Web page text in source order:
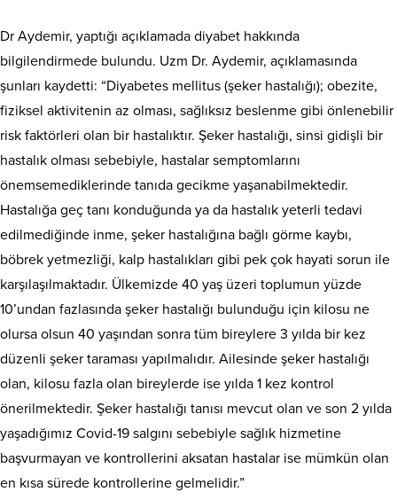
Dr Aydemir, yaptığı açıklamada diyabet hakkında
bilgilendirmede bulundu. Uzm Dr. Aydemir, açıklamasında
şunları kaydetti: “Diyabetes mellitus (şeker hastalığı); obezite,
fiziksel aktivitenin az olması, sağlıksız beslenme gibi önlenebilir
risk faktörleri olan bir hastalıktır. Şeker hastalığı, sinsi gidişli bir
hastalık olması sebebiyle, hastalar semptomlarını
önemsemediklerinde tanıda gecikme yaşanabilmektedir.
Hastalığa geç tanı konduğunda ya da hastalık yeterli tedavi
edilmediğinde inme, şeker hastalığına bağlı görme kaybı,
böbrek yetmezliği, kalp hastalıkları gibi pek çok hayati sorun ile
karşılaşılmaktadır. Ülkemizde 40 yaş üzeri toplumun yüzde
10’undan fazlasında şeker hastalığı bulunduğu için kilosu ne
olursa olsun 40 yaşından sonra tüm bireylere 3 yılda bir kez
düzenli şeker taraması yapılmalıdır. Ailesinde şeker hastalığı
olan, kilosu fazla olan bireylerde ise yılda 1 kez kontrol
önerilmektedir. Şeker hastalığı tanısı mevcut olan ve son 2 yılda
yaşadığımız Covid-19 salgını sebebiyle sağlık hizmetine
başvurmayan ve kontrollerini aksatan hastalar ise mümkün olan
en kısa sürede kontrollerine gelmelidir.”